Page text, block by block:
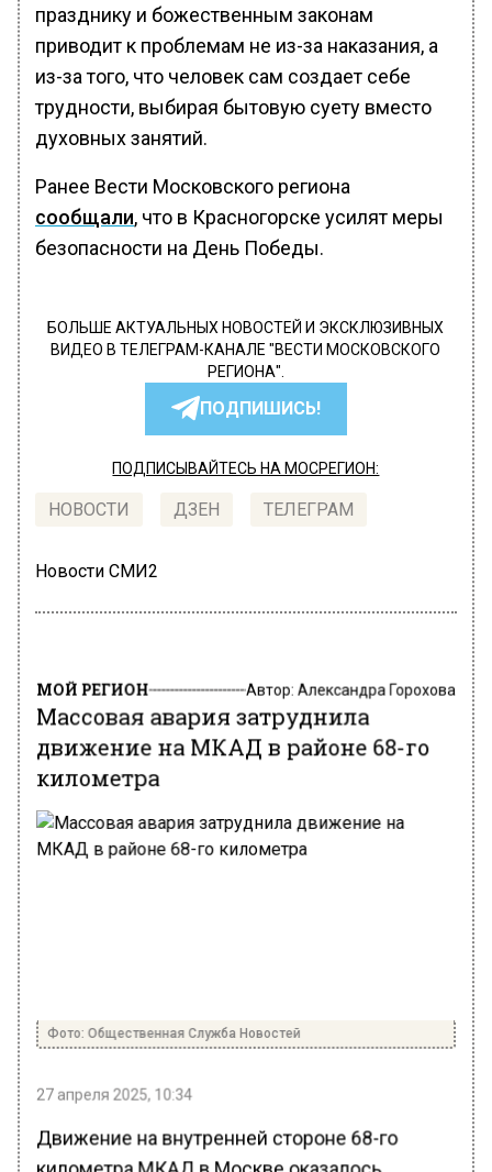
празднику и божественным законам
приводит к проблемам не из-за наказания, а
из-за того, что человек сам создает себе
трудности, выбирая бытовую суету вместо
духовных занятий.
Ранее Вести Московского региона
сообщали, что в Красногорске усилят меры
безопасности на День Победы.
БОЛЬШЕ АКТУАЛЬНЫХ НОВОСТЕЙ И ЭКСКЛЮЗИВНЫХ
ВИДЕО В ТЕЛЕГРАМ-КАНАЛЕ "ВЕСТИ МОСКОВСКОГО
РЕГИОНА".
ПОДПИШИСЬ!
ПОДПИСЫВАЙТЕСЬ НА МОСРЕГИОН:
НОВОСТИ ДЗЕН ТЕЛЕГРАМ
Новости СМИ2
МОЙ РЕГИОН Автор: Александра Горохова
Массовая авария затруднила
движение на МКАД в районе 68-го
километра
Фото: Общественная Служба Новостей
27 апреля 2025, 10:34
Движение на внутренней стороне 68-го
километра МКАД в Москве оказалось